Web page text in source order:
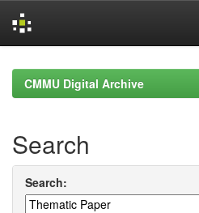
navigationCMMU Digital Archive
Search
Search: